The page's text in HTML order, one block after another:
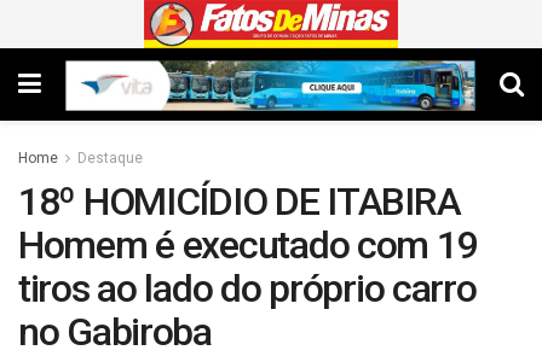
Home Destaque
18º HOMICÍDIO DE ITABIRA
Homem é executado com 19
tiros ao lado do próprio carro
no Gabiroba